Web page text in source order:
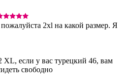
2xl на какой размер. Я
XL, если у вас турецкий 46, вам
свободно